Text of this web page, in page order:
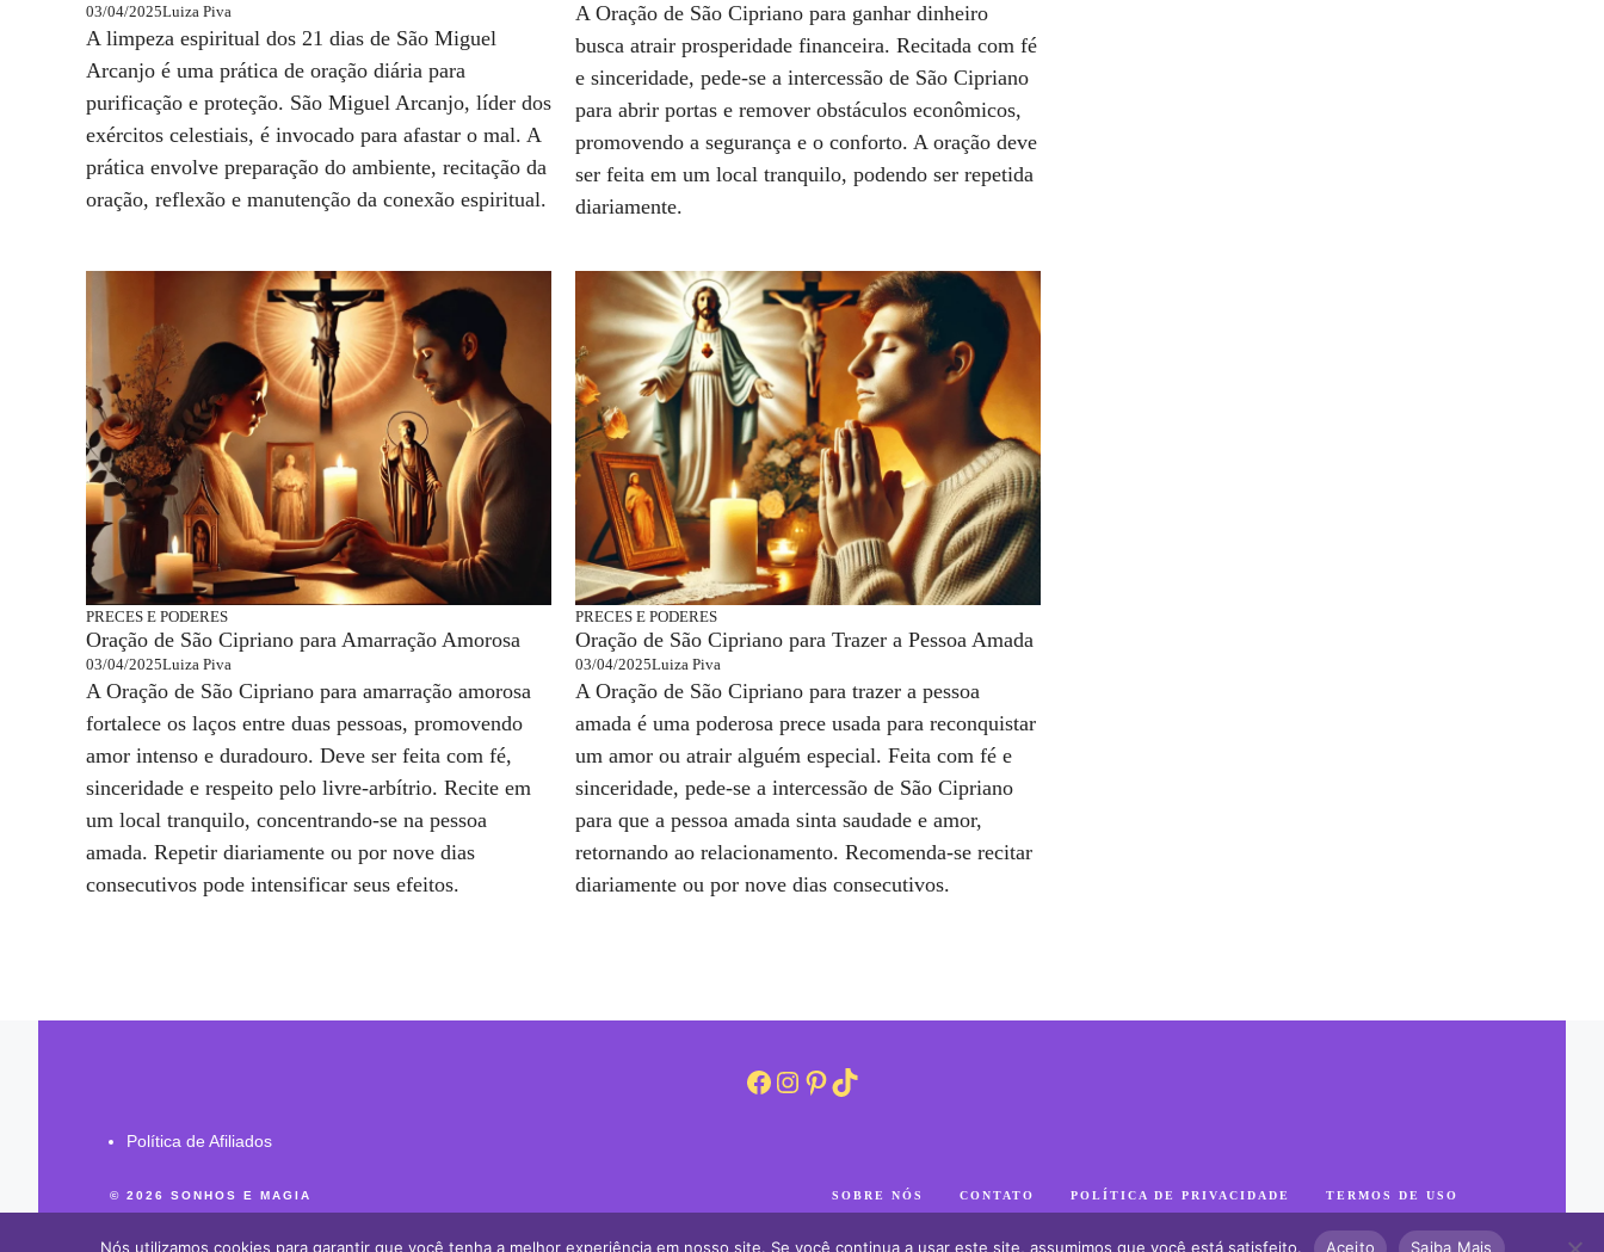
03/04/2025Luiza Piva
A limpeza espiritual dos 21 dias de São Miguel
Arcanjo é uma prática de oração diária para
purificação e proteção. São Miguel Arcanjo, líder dos
exércitos celestiais, é invocado para afastar o mal. A
prática envolve preparação do ambiente, recitação da
oração, reflexão e manutenção da conexão espiritual.
A Oração de São Cipriano para ganhar dinheiro
busca atrair prosperidade financeira. Recitada com fé
e sinceridade, pede-se a intercessão de São Cipriano
para abrir portas e remover obstáculos econômicos,
promovendo a segurança e o conforto. A oração deve
ser feita em um local tranquilo, podendo ser repetida
diariamente.
PRECES E PODERES
Oração de São Cipriano para Amarração Amorosa
03/04/2025Luiza Piva
A Oração de São Cipriano para amarração amorosa
fortalece os laços entre duas pessoas, promovendo
amor intenso e duradouro. Deve ser feita com fé,
sinceridade e respeito pelo livre-arbítrio. Recite em
um local tranquilo, concentrando-se na pessoa
amada. Repetir diariamente ou por nove dias
consecutivos pode intensificar seus efeitos.
PRECES E PODERES
Oração de São Cipriano para Trazer a Pessoa Amada
03/04/2025Luiza Piva
A Oração de São Cipriano para trazer a pessoa
amada é uma poderosa prece usada para reconquistar
um amor ou atrair alguém especial. Feita com fé e
sinceridade, pede-se a intercessão de São Cipriano
para que a pessoa amada sinta saudade e amor,
retornando ao relacionamento. Recomenda-se recitar
diariamente ou por nove dias consecutivos.
Facebook
Instagram
Pinterest
TikTok
Política de Afiliados
© 2026 SONHOS E MAGIA SOBRE NÓS CONTATO POLÍTICA DE PRIVACIDADE TERMOS DE USO
Nós utilizamos cookies para garantir que você tenha a melhor experiência em nosso site. Se você continua a usar este site, assumimos que você está satisfeito. Aceito Saiba Mais